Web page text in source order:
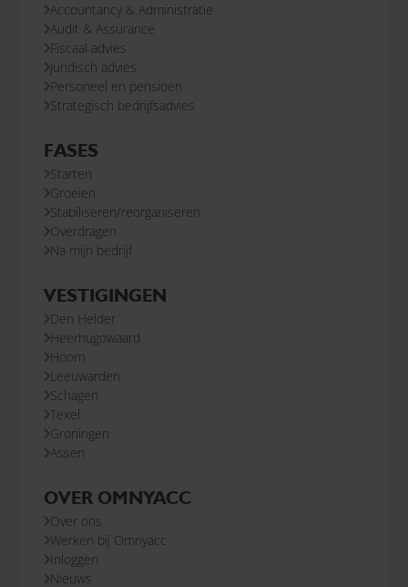
Accountancy & Administratie
Audit & Assurance
Fiscaal advies
Juridisch advies
Personeel en pensioen
Strategisch bedrijfsadvies
FASES
Starten
Groeien
Stabiliseren/reorganiseren
Overdragen
Na mijn bedrijf
VESTIGINGEN
Den Helder
Heerhugowaard
Hoorn
Leeuwarden
Schagen
Texel
Groningen
Assen
OVER OMNYACC
Over ons
Werken bij Omnyacc
Inloggen
Nieuws